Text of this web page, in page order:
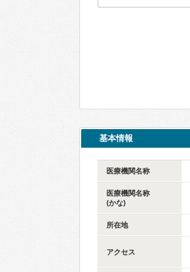
基本情報
医療機関名称
医療機関名称
(かな)
所在地
アクセス